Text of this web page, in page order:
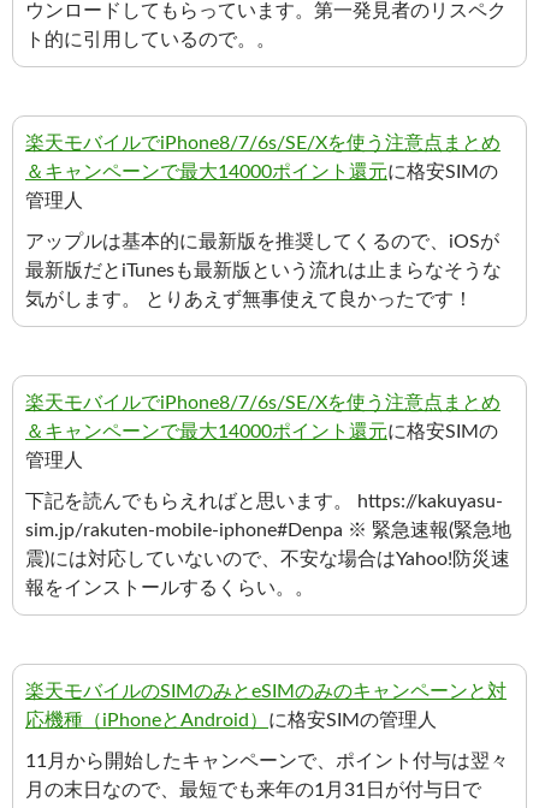
ウンロードしてもらっています。第一発見者のリスペク
ト的に引用しているので。。
楽天モバイルでiPhone8/7/6s/SE/Xを使う注意点まとめ
＆キャンペーンで最大14000ポイント還元に格安SIMの
管理人
アップルは基本的に最新版を推奨してくるので、iOSが
最新版だとiTunesも最新版という流れは止まらなそうな
気がします。 とりあえず無事使えて良かったです！
楽天モバイルでiPhone8/7/6s/SE/Xを使う注意点まとめ
＆キャンペーンで最大14000ポイント還元に格安SIMの
管理人
下記を読んでもらえればと思います。 https://kakuyasu-
sim.jp/rakuten-mobile-iphone#Denpa ※ 緊急速報(緊急地
震)には対応していないので、不安な場合はYahoo!防災速
報をインストールするくらい。。
楽天モバイルのSIMのみとeSIMのみのキャンペーンと対
応機種（iPhoneとAndroid） に格安SIMの管理人
11月から開始したキャンペーンで、ポイント付与は翌々
月の末日なので、最短でも来年の1月31日が付与日で